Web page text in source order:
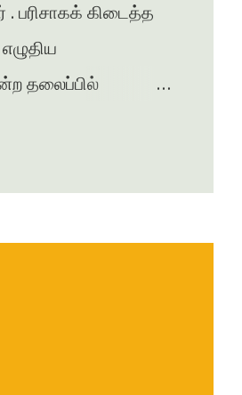
. பரிசாகக் கிடைத்த
தலைப்பில்
ஓரம் ‘